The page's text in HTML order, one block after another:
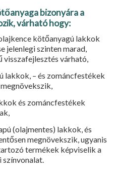
bizonyára a
várható hogy:
kötőanyagú lakkok
jelenlegi szinten marad,
várható,
lakkok, – és zománcfestékek
és zománcfestékek
(olajmentes) lakkok, és
megnövekszik, ugyanis
termékek képviselik a